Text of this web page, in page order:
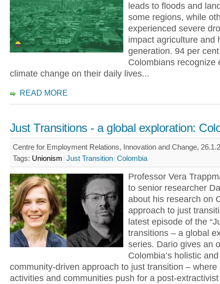
leads to floods and
some regions, while
experienced severe
impact agriculture and
generation. 94 per
Colombians recognize
climate change on their daily lives...
READ MORE
Just Transitions - a global exploration:
Centre for Employment Relations, Innovation and Change,
Tags: Unionism Just Transition Colombia
Professor Vera
to senior researcher
about his research on
approach to just
latest episode of the
transitions – a global
series. Dario gives an
Colombia’s holistic and
community-driven approach to just transition – where
activities and communities push for a post-